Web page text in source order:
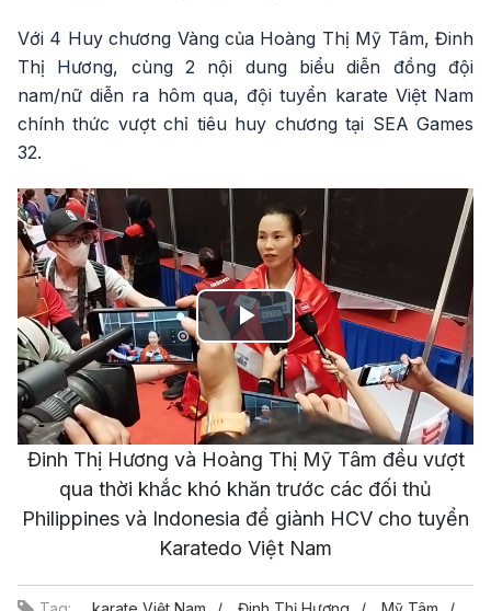
Với 4 Huy chương Vàng của Hoàng Thị Mỹ Tâm, Đinh
Thị Hương, cùng 2 nội dung biểu diễn đồng đội
nam/nữ diễn ra hôm qua, đội tuyển karate Việt Nam
chính thức vượt chỉ tiêu huy chương tại SEA Games
32.
Play
Video
Đinh Thị Hương và Hoàng Thị Mỹ Tâm đều vượt
qua thời khắc khó khăn trước các đối thủ
Philippines và Indonesia để giành HCV cho tuyển
Karatedo Việt Nam